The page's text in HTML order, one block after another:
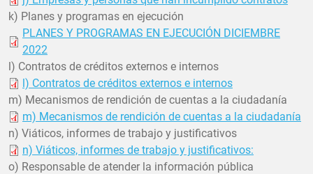
k) Planes y programas en ejecución
PLANES Y PROGRAMAS EN EJECUCIÓN DICIEMBRE
2022
l) Contratos de créditos externos e internos
l) Contratos de créditos externos e internos
m) Mecanismos de rendición de cuentas a la ciudadanía
m) Mecanismos de rendición de cuentas a la ciudadanía
n) Viáticos, informes de trabajo y justificativos
n) Viáticos, informes de trabajo y justificativos:
o) Responsable de atender la información pública